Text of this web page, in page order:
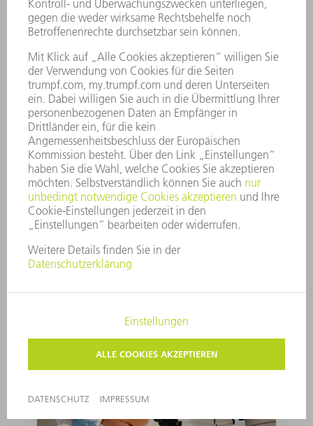
5G winnt
Corona: TRUMPF
digitalisiert Smart
Factory Beratung